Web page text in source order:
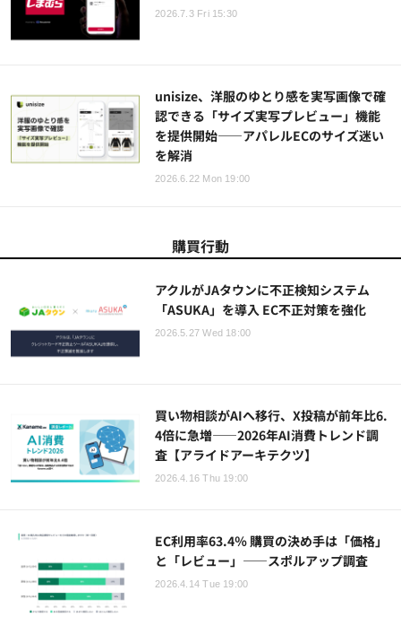
2026.7.3 Fri 15:30
unisize、洋服のゆとり感を実写画像で確
認できる「サイズ実写プレビュー」機能
を提供開始——アパレルECのサイズ迷い
を解消
2026.6.22 Mon 19:00
購買行動
アクルがJAタウンに不正検知システム
「ASUKA」を導入 EC不正対策を強化
2026.5.27 Wed 18:00
買い物相談がAIへ移行、X投稿が前年比6.
4倍に急増——2026年AI消費トレンド調
査【アライドアーキテクツ】
2026.4.16 Thu 19:00
EC利用率63.4％ 購買の決め手は「価格」
と「レビュー」――スポルアップ調査
2026.4.14 Tue 19:00